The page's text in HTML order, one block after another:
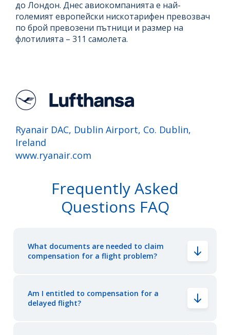
до Лондон. Днес авиокомпанията е най-
големият европейски нискотарифен превозвач
по брой превозени пътници и размер на
флотилията – 311 самолета.
Ryanair DAC, Dublin Airport, Co. Dublin,
Ireland
www.ryanair.com
Frequently Asked
Questions FAQ
What documents are needed to claim
compensation for a flight problem?
Am I entitled to compensation for a
delayed flight?